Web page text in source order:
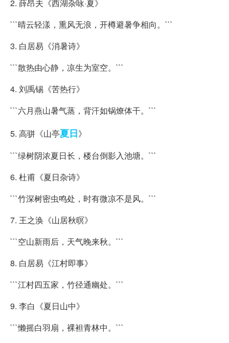
2. 薛昂夫《西湖杂咏·夏》
```晴云轻漾，熏风无浪，开樽避暑争相向。```
3. 白居易《消暑诗》
```散热由心静，凉生为室空。```
4. 刘禹锡《苦热行》
```六月燕山暑气蒸，背汗如锅燎体干。```
5. 高骈《山亭夏日》
```绿树阴浓夏日长，楼台倒影入池塘。```
6. 杜甫《夏日杂诗》
```竹深树密虫鸣处，时有微凉不是风。```
7. 王之涣《山居秋暝》
```空山新雨后，天气晚来秋。```
8. 白居易《江村即事》
```江村四五家，竹径通幽处。```
9. 李白《夏日山中》
```懒摇白羽扇，裸袒青林中。```